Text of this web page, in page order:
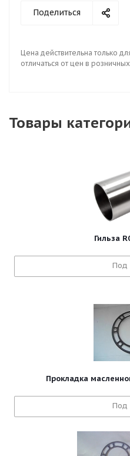
Поделиться
Цена действительна только
отличаться от цен в
Товары
Гильза
Под
Прокладка
Под